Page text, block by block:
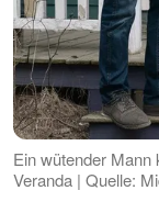
Ein wütender Mann
Veranda | Quelle: